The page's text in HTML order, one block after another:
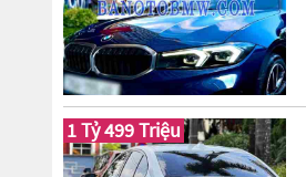
1 Tỷ 499 Triệu